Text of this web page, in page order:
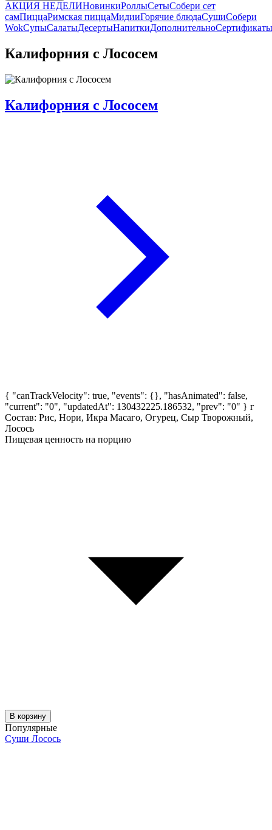
АКЦИЯ НЕДЕЛИНовинкиРоллыСетыСобери сет
самПиццаРимская пиццаМидииГорячие блюдаСушиСобери
WokСупыСалатыДесертыНапиткиДополнительноСертификаты
Калифорния с Лососем
Калифорния с Лососем
{ "canTrackVelocity": true, "events": {}, "hasAnimated": false,
"current": "0", "updatedAt": 130432225.186532, "prev": "0" } г
Состав: Рис, Нори, Икра Масаго, Огурец, Сыр Творожный,
Лосось
Пищевая ценность на порцию
В корзину
Популярные
Суши Лосось